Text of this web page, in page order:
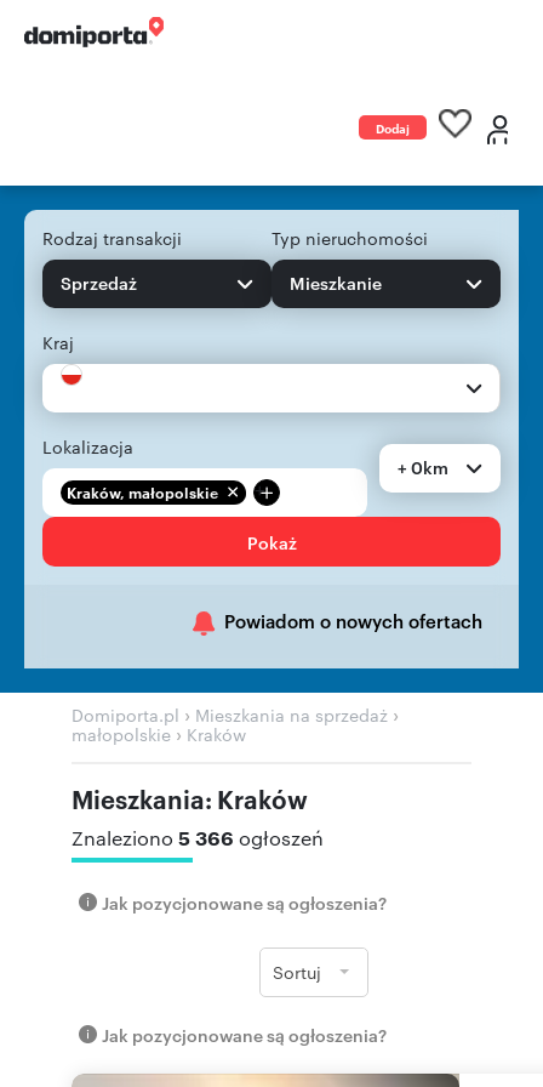
Dodaj
Rodzaj transakcji
Sprzedaż
Typ nieruchomości
Mieszkanie
Kraj
Lokalizacja
Kraków, małopolskie +
+ 0km
Pokaż
Powiadom o nowych ofertach
Domiporta.pl › Mieszkania na sprzedaż ›
małopolskie › Kraków
Mieszkania: Kraków
Znaleziono 5 366 ogłoszeń
Jak pozycjonowane są ogłoszenia?
Sortuj
Jak pozycjonowane są ogłoszenia?